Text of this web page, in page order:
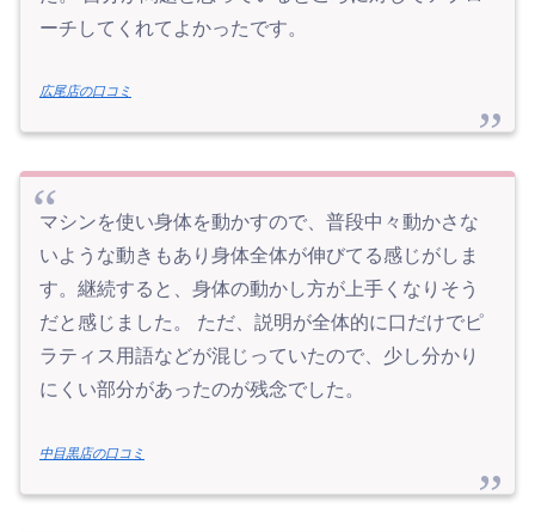
ーチしてくれてよかったです。
広尾店の口コミ
マシンを使い身体を動かすので、普段中々動かさな
いような動きもあり身体全体が伸びてる感じがしま
す。継続すると、身体の動かし方が上手くなりそう
だと感じました。 ただ、説明が全体的に口だけでピ
ラティス用語などが混じっていたので、少し分かり
にくい部分があったのが残念でした。
中目黒店の口コミ